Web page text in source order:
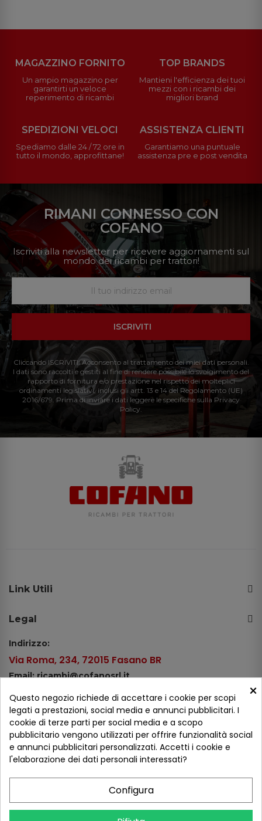
MAGAZZINO FORNITO
Un ampio magazzino per
garantirti un veloce
reperimento di ricambi
TOP BRANDS
Mantieni l'efficienza dei tuoi
mezzi con i ricambi dei
migliori brand
SPEDIZIONI VELOCI
Spediamo dalle 24 / 72 ore in
tutto il mondo, approfittane!
ASSISTENZA CLIENTI
Garantiamo una puntuale
assistenza pre e post vendita
RIMANI CONNESSO CON
COFANO
Iscriviti alla newsletter per ricevere aggiornamenti sul
mondo dei ricambi per trattori!
ISCRIVITI
Cliccando ISCRIVITI: Acconsento al trattamento dei miei dati personali.
I dati sono raccolti e gestiti al fine di rendere possibile lo svolgimento del
rapporto di fornitura e/o prestazione nel rispetto dei molteplici
ordinamenti legislativi, inclusi gli artt. 13 e 14 del Regolamento (UE)
2016/679. Prima di inviare i dati leggere le specifiche sulla Privacy
Policy.
Link Utili
Legal
Indirizzo:
Via Roma, 234, 72015 Fasano BR
Email: ricambi@cofanosrl.it
Tel.: +39 080 44 13 478
WhatsApp: +39 334 98 51 100
Metodi di pagamento
×
Questo negozio richiede di accettare i cookie per scopi
legati a prestazioni, social media e annunci pubblicitari. I
cookie di terze parti per social media e a scopo
pubblicitario vengono utilizzati per offrire funzionalità social
e annunci pubblicitari personalizzati. Accetti i cookie e
l'elaborazione dei dati personali interessati?
Configura